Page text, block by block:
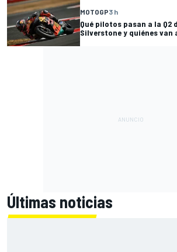
MOTOGP3 h
Qué pilotos pasan a la Q2
Silverstone y quiénes van
Últimas noticias